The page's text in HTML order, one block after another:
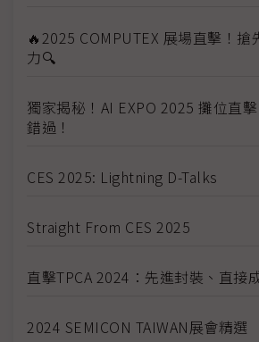
🔥2025 COMPUTEX 展場直擊！
力🔍
獨家揭秘！AI EXPO 2025 攤位直
錯過！
CES 2025: Lightning D-Talks
Straight From CES 2025
直擊TPCA 2024：先進封裝、直接
2024 SEMICON TAIWAN展會精選